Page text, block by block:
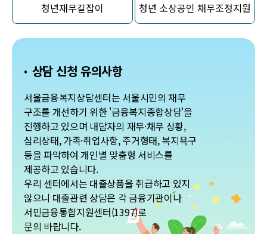
청년재무길잡이 청년 소상공인 채무조정지원
담
청
안
내
상담 신청 유의사항
서울금융복지상담센터는 서울시민의 재무
구조를 개선하기 위한 '금융복지종합상담'을
진행하고 있으며 내담자의 재무·채무 상황,
심리상태, 가족·취업사항, 주거형태, 복지욕구
등을 파악하여 개인별 맞춤형 서비스를
제공하고 있습니다.
우리 센터에서는 대출상품을 취급하고 있지
않으니 대출관련 상담은 각 금융기관이나
서민금융통합지원센터(1397)로
문의 바랍니다.